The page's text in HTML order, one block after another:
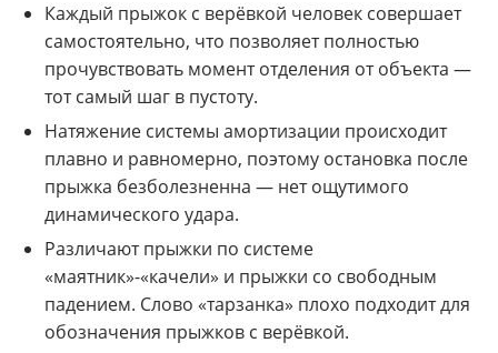
Каждый прыжок с верёвкой человек совершает
самостоятельно, что позволяет полностью
прочувствовать момент отделения от объекта —
тот самый шаг в пустоту.
Натяжение системы амортизации происходит
плавно и равномерно, поэтому остановка после
прыжка безболезненна — нет ощутимого
динамического удара.
Различают прыжки по системе
«маятник»-«качели» и прыжки со свободным
падением. Слово «тарзанка» плохо подходит для
обозначения прыжков с верёвкой.